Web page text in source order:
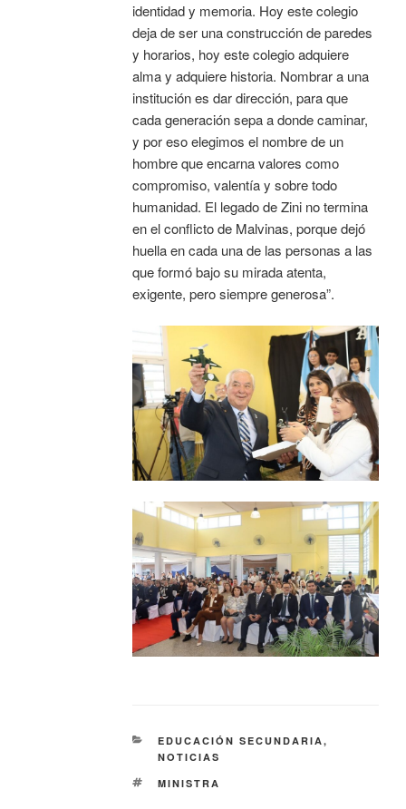
identidad y memoria. Hoy este colegio
deja de ser una construcción de paredes
y horarios, hoy este colegio adquiere
alma y adquiere historia. Nombrar a una
institución es dar dirección, para que
cada generación sepa a donde caminar,
y por eso elegimos el nombre de un
hombre que encarna valores como
compromiso, valentía y sobre todo
humanidad. El legado de Zini no termina
en el conflicto de Malvinas, porque dejó
huella en cada una de las personas a las
que formó bajo su mirada atenta,
exigente, pero siempre generosa”.
EDUCACIÓN SECUNDARIA,
NOTICIAS
MINISTRA